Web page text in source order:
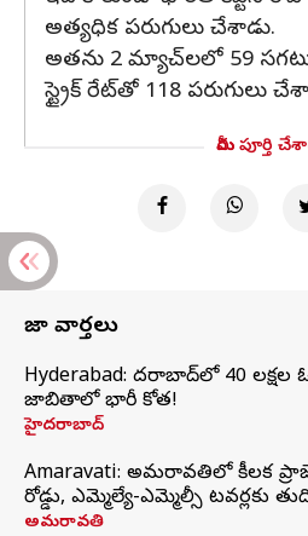
అత్యధిక పరుగులు చేశాడు.
అతను 2 మ్యాచ్‌లలో 59
స్ట్రైక్ రేట్‌తో 118 పరుగులు
మీరు పూర్తి
తాజా వార్తలు
Hyderabad: హైదరాబాద్‌లో 40 లక్షల
జాబితాలో భారీ కోత!
హైదరాబాద్
Amaravati: అమరావతిలో కీలక
రోడ్డు, ఎమ్మెల్యే-ఎమ్మెల్సీ టవర్లకు
అమరావతి